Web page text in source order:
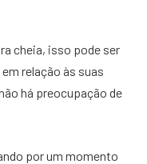
cheia, isso pode ser
relação às suas
há preocupação de
por um momento